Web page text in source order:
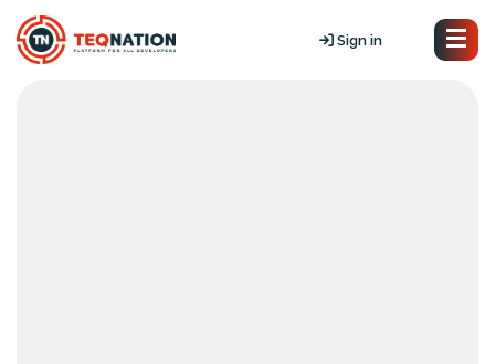
Sign in